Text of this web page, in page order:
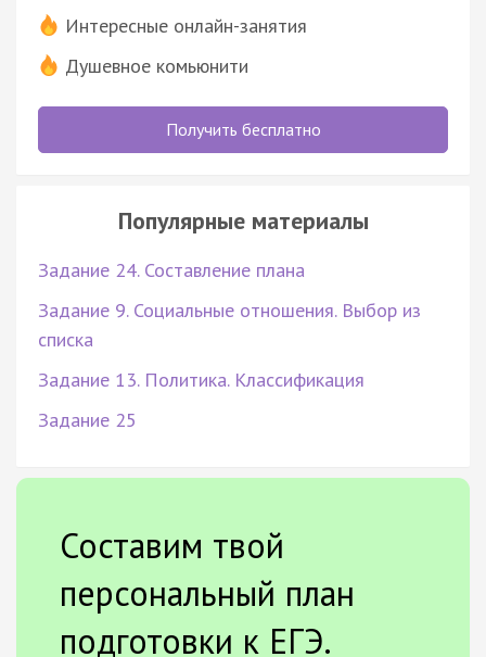
Интересные онлайн-занятия
Душевное комьюнити
Получить бесплатно
Популярные материалы
Задание 24. Составление плана
Задание 9. Социальные отношения. Выбор из
списка
Задание 13. Политика. Классификация
Задание 25
Составим твой
персональный план
подготовки к ЕГЭ.